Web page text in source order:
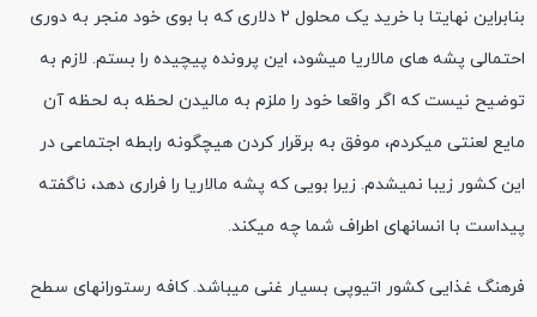
بنابراین نهایتا با خرید یک محلول 2 دلاری که با بوی خود منجر به دوری
احتمالی پشه های مالاریا میشود، این پرونده پیچیده را بستم. لازم به
توضیح نیست که اگر واقعا خود را ملزم به مالیدن لحظه به لحظه آن
مایع لعنتی میکردم، موفق به برقرار کردن هیچگونه رابطه اجتماعی در
این کشور زیبا نمیشدم. زیرا بویی که پشه مالاریا را فراری دهد، ناگفته
پیداست با انسانهای اطراف شما چه میکند.
فرهنگ غذایی کشور اتیوپی بسیار غنی میباشد. کافه رستورانهای سطح